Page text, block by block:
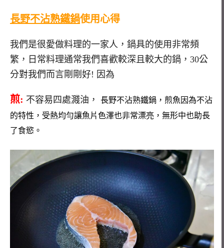
長野不沾熟鐵鍋使用心得
我們是很愛做料理的一家人，鍋具的使用非常頻
繁，日常料理通常我們喜歡較深且較大的鍋，30公
分對我們而言剛剛好! 因為
煎: 不容易四處濺油， 長野不沾熟鐵鍋，煎魚因為不沾
的特性，受熱均勻讓魚片色澤也非常漂亮，無形中也助長
了食慾。